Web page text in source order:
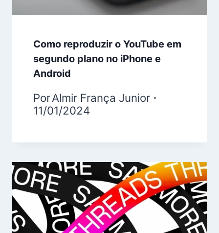
Como reproduzir o YouTube em
segundo plano no iPhone e
Android
PorAlmir França Junior
11/01/2024